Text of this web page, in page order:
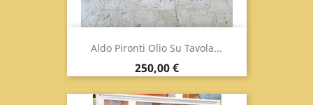
Aldo Pironti Olio Su Tavola...
Prezzo
250,00 €